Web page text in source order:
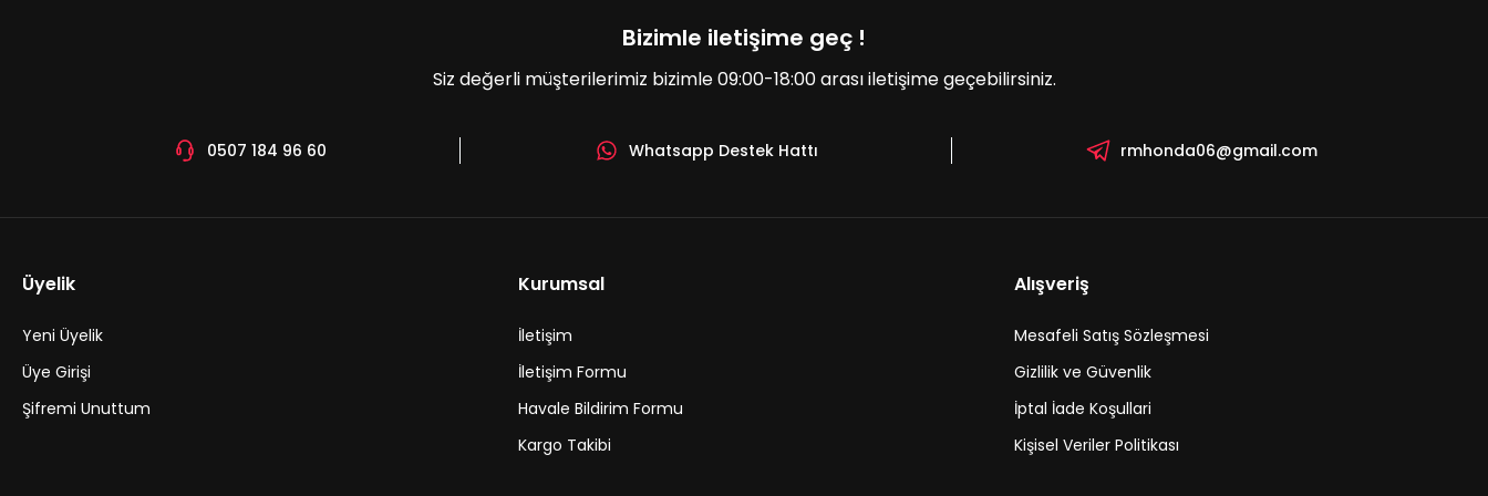
Gönder
Bizimle iletişime geç !
Siz değerli müşterilerimiz bizimle 09:00-18:00 arası iletişime geçebilirsiniz.
0507 184 96 60 Whatsapp Destek Hattı rmhonda06@gmail.com
Üyelik
Yeni Üyelik
Üye Girişi
Şifremi Unuttum
Kurumsal
İletişim
İletişim Formu
Havale Bildirim Formu
Kargo Takibi
Alışveriş
Mesafeli Satış Sözleşmesi
Gizlilik ve Güvenlik
İptal İade Koşullari
Kişisel Veriler Politikası